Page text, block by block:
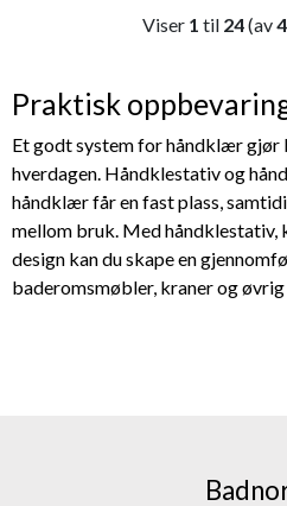
Viser 1 til 24(av
Praktisk
Et godt system for håndklær gjør
hverdagen. Håndklestativ og
håndklær får en fast plass,
mellom bruk. Med
design kan du skape en
baderomsmøbler, kraner og